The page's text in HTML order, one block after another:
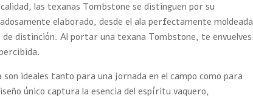
las texanas Tombstone se distinguen por su
elaborado, desde el ala perfectamente moldeada
distinción. Al portar una texana Tombstone, te envuelves
ideales tanto para una jornada en el campo como para
único captura la esencia del espíritu vaquero,